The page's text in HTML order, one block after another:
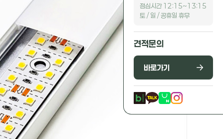
점심시간 12:15~13:15
토 / 일 / 공휴일 휴무
견적문의
바로가기